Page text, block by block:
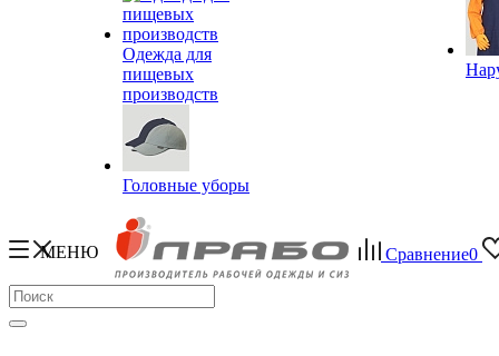
Одежда для
пищевых
производств
Головные уборы
МЕНЮ Сравнение0